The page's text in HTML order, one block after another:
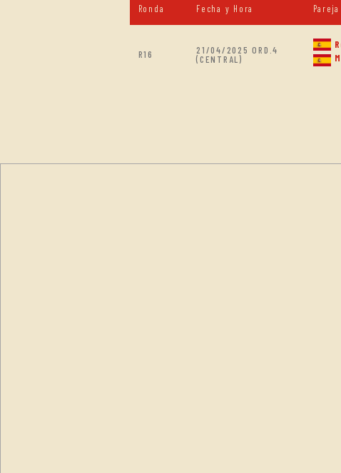
Ronda Fecha y Hora Pareja
R16
21/04/2025 ORD.4
(CENTRAL)